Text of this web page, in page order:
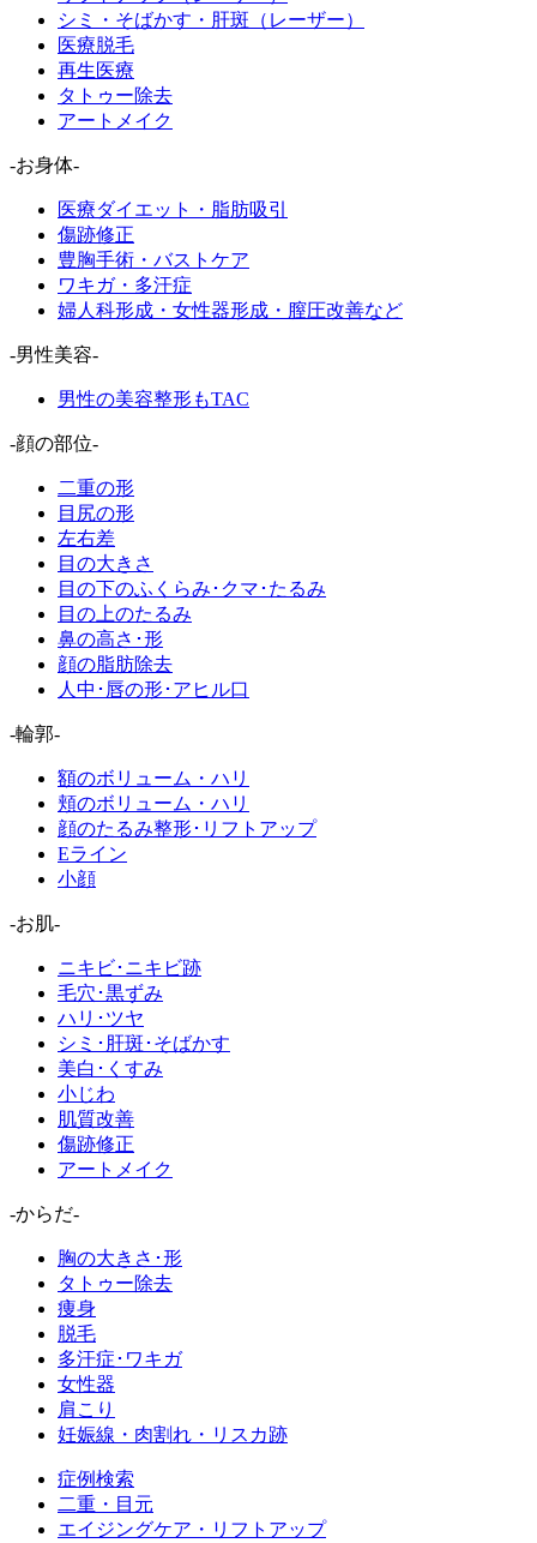
シミ・そばかす・肝斑（レーザー）
医療脱毛
再生医療
タトゥー除去
アートメイク
-お身体-
医療ダイエット・脂肪吸引
傷跡修正
豊胸手術・バストケア
ワキガ・多汗症
婦人科形成・女性器形成・膣圧改善など
-男性美容-
男性の美容整形もTAC
-顔の部位-
二重の形
目尻の形
左右差
目の大きさ
目の下のふくらみ･クマ･たるみ
目の上のたるみ
鼻の高さ･形
顔の脂肪除去
人中･唇の形･アヒル口
-輪郭-
額のボリューム・ハリ
頬のボリューム・ハリ
顔のたるみ整形･リフトアップ
Eライン
小顔
-お肌-
ニキビ･ニキビ跡
毛穴･黒ずみ
ハリ･ツヤ
シミ･肝斑･そばかす
美白･くすみ
小じわ
肌質改善
傷跡修正
アートメイク
-からだ-
胸の大きさ･形
タトゥー除去
痩身
脱毛
多汗症･ワキガ
女性器
肩こり
妊娠線・肉割れ・リスカ跡
症例検索
二重・目元
エイジングケア・リフトアップ